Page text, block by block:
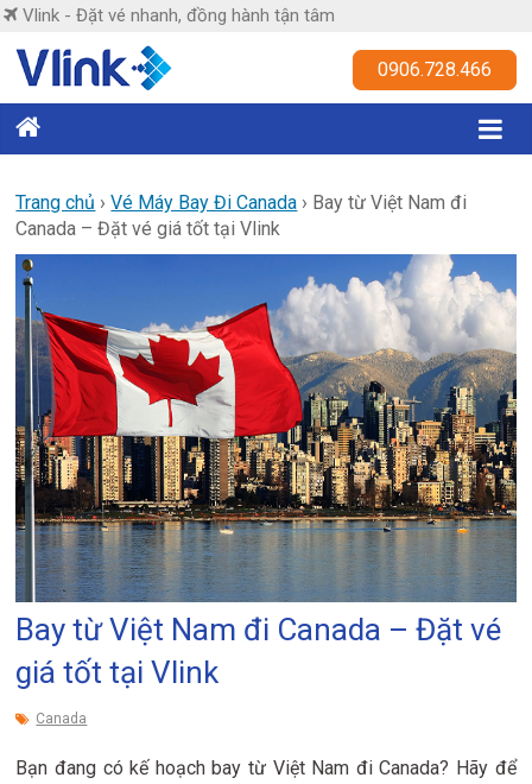
Skip
content
Vlink - Đặt vé nhanh, đồng hành tận tâm
Vlink
nhanh,
đồng
hành
tận
tâm
0906.728.466
Trang chủ ›Vé Máy Bay Đi Canada › Bay từ Việt Nam đi
Canada – Đặt vé giá tốt tại Vlink
Bay từ Việt Nam đi Canada – Đặt vé
giá tốt tại Vlink
Canada
Bạn đang có kế hoạch bay từ Việt Nam đi Canada? Hãy để